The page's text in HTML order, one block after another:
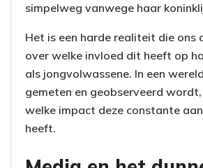
simpelweg vanwege haar
Het is een harde realiteit die ons
over welke invloed dit heeft op
als jongvolwassene. In een
gemeten en geobserveerd
welke impact deze constante
heeft.